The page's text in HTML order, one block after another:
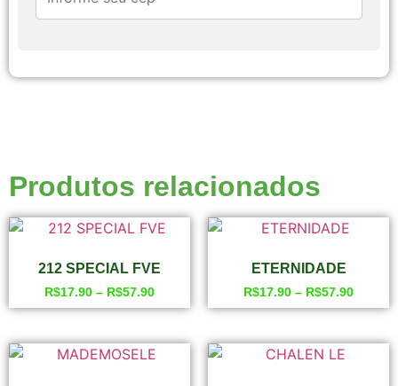
Produtos relacionados
212 SPECIAL FVE
R$17.90 – R$57.90
ETERNIDADE
R$17.90 – R$57.90